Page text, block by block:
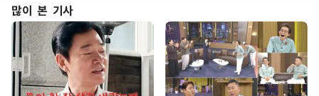
많이 본 기사